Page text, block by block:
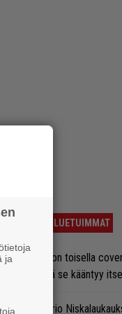
LUETUIMMAT
Saimaa on toisella
että se kääntyy
taipuu Trio
ja